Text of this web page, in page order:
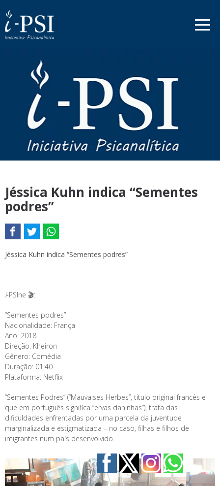
Jéssica Kuhn indica “Sementes
podres”
Jéssica Kuhn indica “Sementes podres”
i-PSIne 🎬:
“Sementes podres”
Nacionalidade: França
Ano: 2018
Direção: Kheiron
Gênero: Comédia
Duração: 01:40
Plataforma: Netflix
“Sementes Podres” (“Mauvaises Herbes”, titulo original francês e
que em português significa “ervas daninhas”), trata das
dificuldades enfrentadas por uma parcela da juventude
marginalizada e estigmatizada – no caso, filhas e filhos de
imigrantes num país desenvolvido.